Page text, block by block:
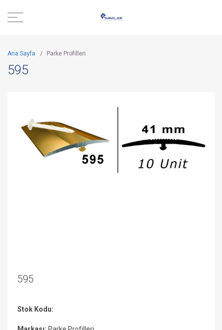
Ana Sayfa / Parke Profilleri
595
595
Stok Kodu: